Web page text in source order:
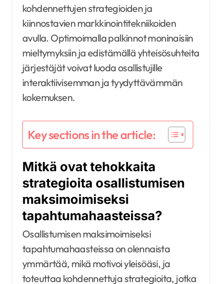
kohdennettujen strategioiden ja
kiinnostavien markkinointitekniikoiden
avulla. Optimoimalla palkinnot moninaisiin
mieltymyksiin ja edistämällä yhteisösuhteita
järjestäjät voivat luoda osallistujille
interaktiivisemman ja tyydyttävämmän
kokemuksen.
Key sections in the article:
Mitkä ovat tehokkaita
strategioita osallistumisen
maksimoimiseksi
tapahtumahaasteissa?
Osallistumisen maksimoimiseksi
tapahtumahaasteissa on olennaista
ymmärtää, mikä motivoi yleisöäsi, ja
toteuttaa kohdennettuja strategioita, jotka